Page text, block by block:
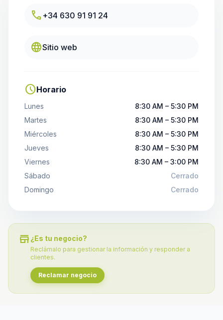
call +34 630 91 91 24
languageSitio web
scheduleHorario
Lunes
8:30 AM – 5:30 PM
Martes
8:30 AM – 5:30 PM
Miércoles
8:30 AM – 5:30 PM
Jueves
8:30 AM – 5:30 PM
Viernes
8:30 AM – 3:00 PM
Sábado
Cerrado
Domingo
Cerrado
store ¿Es tu negocio?
Reclámalo para gestionar la información y responder a
clientes.
Reclamar negocio